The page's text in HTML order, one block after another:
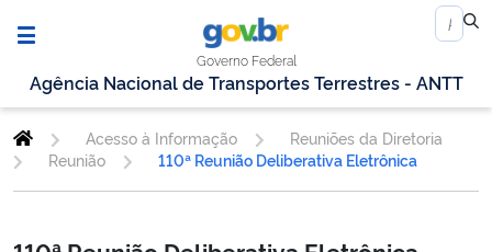
Governo Federal
Agência Nacional de Transportes Terrestres - ANTT
Acesso à Informação
Reuniões da Diretoria
Reunião
110ª Reunião Deliberativa Eletrônica